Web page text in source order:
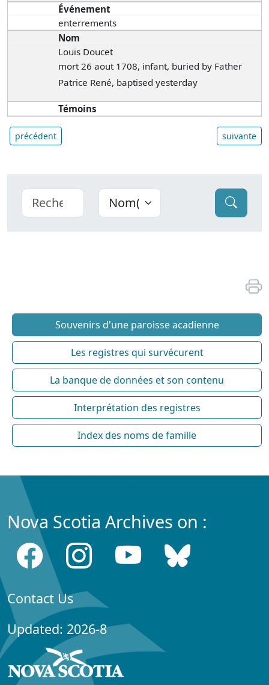
Événement
enterrements
Nom
Louis Doucet
mort 26 aout 1708, infant, buried by Father
Patrice René, baptised yesterday
Témoins
précédent suivante
Souvenirs d'une paroisse acadienne
Les registres qui survécurent
La banque de données et son contenu
Interprétation des registres
Index des noms de famille
Nova Scotia Archives on :
Contact Us
Updated: 2026-8